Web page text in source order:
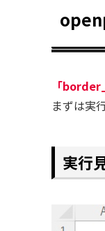
「
まずは実
実行